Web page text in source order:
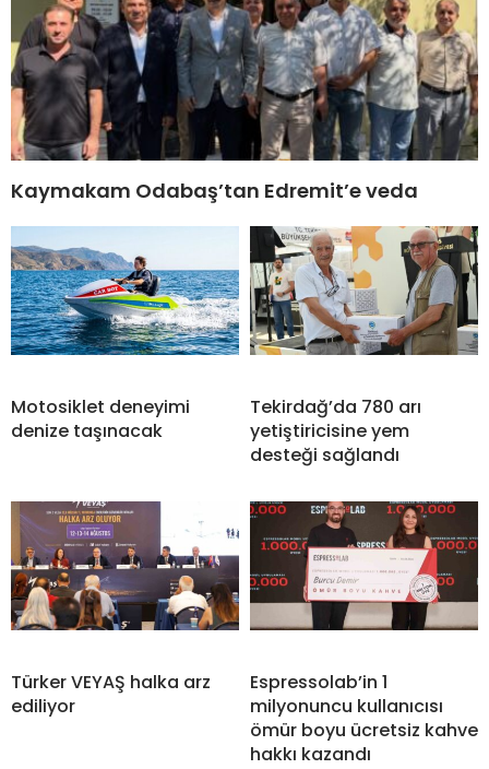
Kaymakam Odabaş’tan Edremit’e veda
Motosiklet deneyimi
denize taşınacak
Tekirdağ’da 780 arı
yetiştiricisine yem
desteği sağlandı
Türker VEYAŞ halka arz
ediliyor
Espressolab’in 1
milyonuncu kullanıcısı
ömür boyu ücretsiz kahve
hakkı kazandı